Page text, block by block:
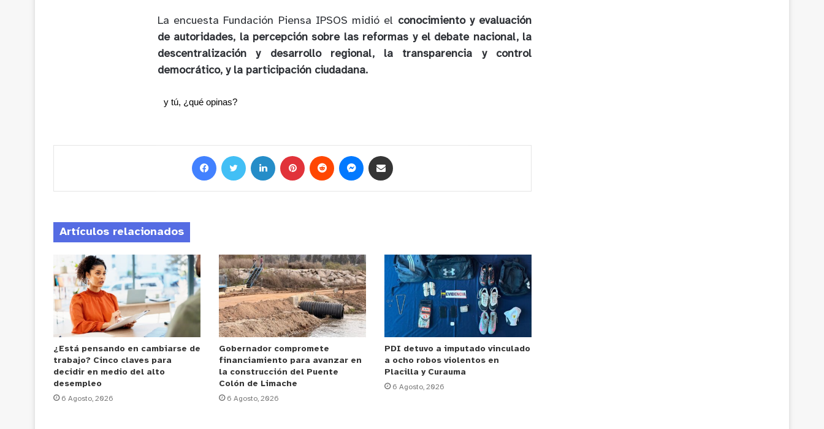
La encuesta Fundación Piensa IPSOS midió el conocimiento y evaluación
de autoridades, la percepción sobre las reformas y el debate nacional, la
descentralización y desarrollo regional, la transparencia y control
democrático, y la participación ciudadana.
y tú, ¿qué opinas?
Artículos relacionados
¿Está pensando en cambiarse de
trabajo? Cinco claves para
decidir en medio del alto
desempleo
6 Agosto, 2026
Gobernador compromete
financiamiento para avanzar en
la construcción del Puente
Colón de Limache
6 Agosto, 2026
PDI detuvo a imputado vinculado
a ocho robos violentos en
Placilla y Curauma
6 Agosto, 2026